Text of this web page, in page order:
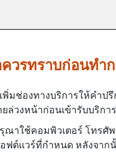
วรทราบก่อนทำ
พิ่มช่องทางบริการให้คำป
ล่วงหน้าก่อนเข้ารับบริกา
ณาใช้คอมพิวเตอร์ โทรศั
ฟต์แวร์ที่กำหนด หลังจาก